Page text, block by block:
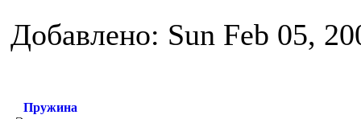
Добавлено: Sun Feb 05,
Пружина